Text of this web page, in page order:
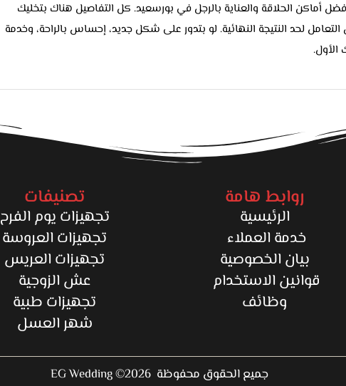
أماكن الحلاقة والعناية بالرجل في بورسعيد. كل التفاصيل هناك بتخليك
لحد النتيجة النهائية. لو بتدور على شكل جديد، إحساس بالراحة، وخدمة
الأول.
روابط هامة
الرئيسية
خدمة العملاء
بيان الخصوصية
قوانين الاستخدام
وظائف
تصنيفات
تجهيزات يوم الفرح
تجهيزات العروسة
تجهيزات العريس
عش الزوجية
تجهيزات طبية
شهر العسل
جميع الحقوق محفوظة 2026© EG Wedding